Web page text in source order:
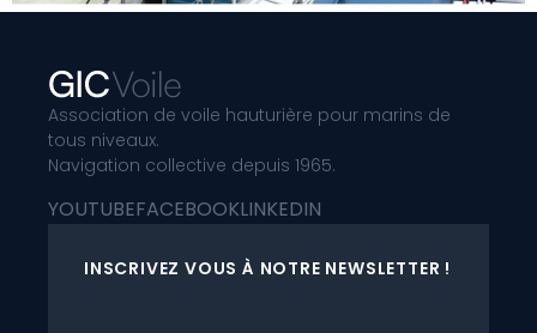
Association de voile hauturière pour marins de
tous niveaux.
Navigation collective depuis 1965.
YOUTUBEFACEBOOKLINKEDIN
INSCRIVEZ VOUS À NOTRE NEWSLETTER !